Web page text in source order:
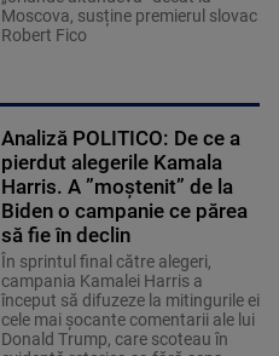
Moscova, susține premierul slovac
Robert Fico
Analiză POLITICO: De ce a
pierdut alegerile Kamala
Harris. A ”moştenit” de la
Biden o campanie ce părea
să fie în declin
În sprintul final către alegeri,
campania Kamalei Harris a
început să difuzeze la mitingurile ei
cele mai şocante comentarii ale lui
Donald Trump, care scoteau în